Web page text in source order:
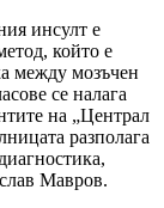
инсулт е
който е
между мозъчен
се налага
на „Централ
разполага
Мавров.